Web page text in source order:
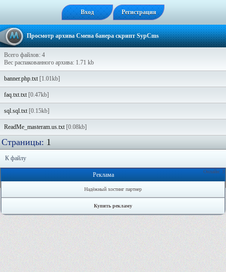
Вход Регистрация
Просмотр архива Смена банера скрипт SypCms
Всего файлов: 4
Вес распакованного архива: 1.71 kb
banner.php.txt[1.01kb]
faq.txt.txt[0.47kb]
sql.sql.txt[0.15kb]
ReadMe_masteram.us.txt[0.08kb]
Страницы: 1
К файлу
Онлайн: 3
Реклама
Надёжный хостинг партнер
Купить рекламу